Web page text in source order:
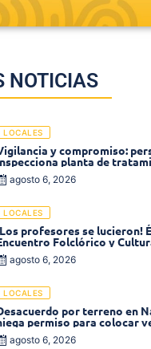
NOTICIAS
LOCALES
y compromiso:
planta de
agosto 6, 2026
LOCALES
profesores se lucieron!
Folclórico y
en Ciénaga
agosto 6, 2026
LOCALES
por terreno en
permiso para colocar
agosto 6, 2026